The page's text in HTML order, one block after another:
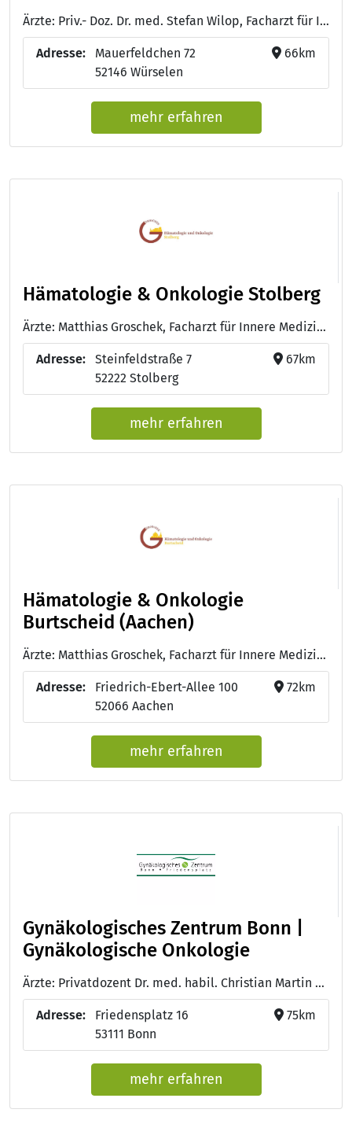
Ärzte: Priv.- Doz. Dr. med. Stefan Wilop, Facharzt für Inneren Medizin, Hämatologie und internistische Onkologie; Ärztlicher Leiter der MVZ West GmbH Würselen - Dr. med. Christiane Hinske, Fachärztin für Innere Medizin, Hämatologie und Onkologie - Michael Bendel, Facharzt der Inneren Medizin, Hämatologie und internistischen Onkologie - Dr. med. Christoph Maintz, Facharzt für Innere Medizin, Hämatologie und internistische Onkologie, Zusatzbezeichnung Palliativmedizin - Dr. med. Meike Münchow-Wilop, Fachärztin für Innere Medizin mit Schwerpunkt Hämatologie und Onkologie, Palliativmedizin
Adresse:
Mauerfeldchen 72
52146 Würselen
66km
mehr erfahren
Hämatologie & Onkologie Stolberg
Ärzte: Matthias Groschek, Facharzt für Innere Medizin, Hämatologie-Onkologie, Palliativmedizin, Prüfarzt - Dr. med. Birgit Pott, Fachärztin für Innere Medizin, Hämatologie-Onkologie, Prüfärztin - Silke Borchardt, Fachärztin für Innere Medizin, Hämatologie-Onkologie, Prüfärztin
Adresse:
Steinfeldstraße 7
52222 Stolberg
67km
mehr erfahren
Hämatologie & Onkologie
Burtscheid (Aachen)
Ärzte: Matthias Groschek, Facharzt für Innere Medizin, Hämatologie- Onkologie, Palliativmedizin, Prüfarzt - PD Dr. med. Kordelia zur Hausen, Fachärztin für Innere Medizin, Hämatologie-Onkologie, Prüfarztin - Lena Tomala, Fachärztin für Innere Medizin, Hämatologie-Onkologie
Adresse:
Friedrich-Ebert-Allee 100
52066 Aachen
72km
mehr erfahren
Gynäkologisches Zentrum Bonn |
Gynäkologische Onkologie
Ärzte: Privatdozent Dr. med. habil. Christian Martin Kurbacher, Facharzt für Gynäkologie und Geburtshilfe - Schwerpunkt Gynäkologische Onkologie - Jutta A. Kurbacher, Fachärztin für Gynäkologie und Geburtshilfe
Adresse:
Friedensplatz 16
53111 Bonn
75km
mehr erfahren